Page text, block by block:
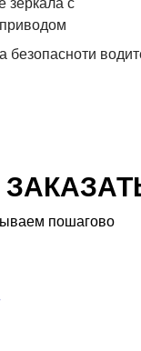
зеркала с
безопасноти
пошагово